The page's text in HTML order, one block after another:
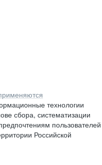
технологии
сбора, систематизации
пользователей
Российской